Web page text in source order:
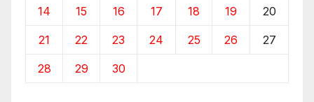
14 15 16 17 18 19 20
21 22 23 24 25 26 27
28 29 30